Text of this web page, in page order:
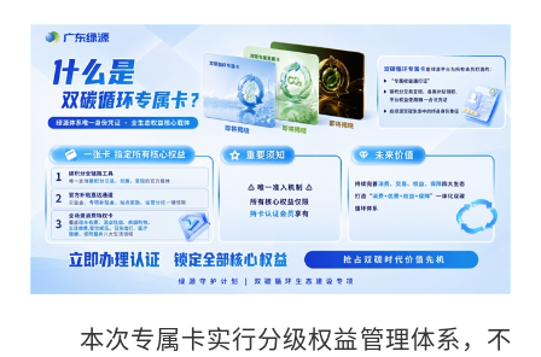
本次专属卡实行分级权益管理体系，不